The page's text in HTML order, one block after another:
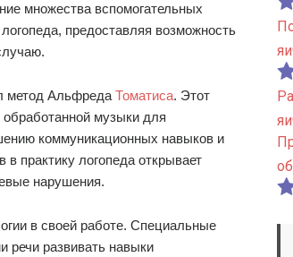
множества вспомогательных
предоставляя возможность
метод Альфреда Томатиса. Этот
музыки для
коммуникационных навыков и
практику логопеда открывает
нарушения.
в своей работе. Специальные
речи развивать навыки